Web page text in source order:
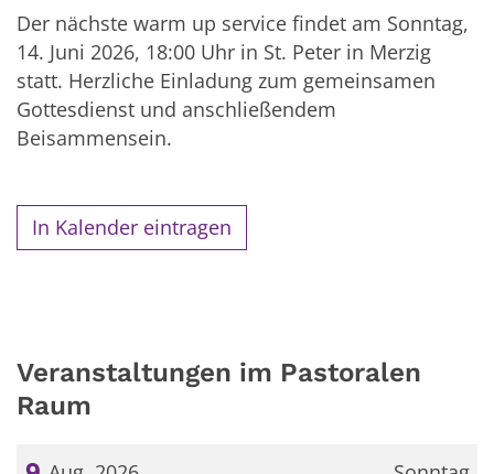
Der nächste warm up service findet am Sonntag,
14. Juni 2026, 18:00 Uhr in St. Peter in Merzig
statt. Herzliche Einladung zum gemeinsamen
Gottesdienst und anschließendem
Beisammensein.
In Kalender eintragen
Veranstaltungen im Pastoralen
Raum